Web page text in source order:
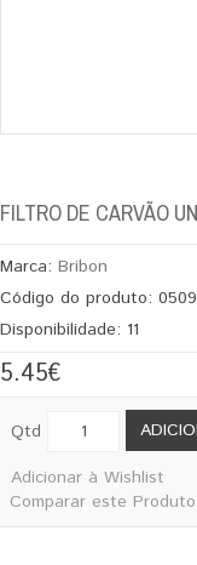
FILTRO DE CARVÃO
Marca: Bribon
Código do produto:
Disponibilidade: 11
5.45€
Qtd
Adicionar à Wishlist
Comparar este Produto